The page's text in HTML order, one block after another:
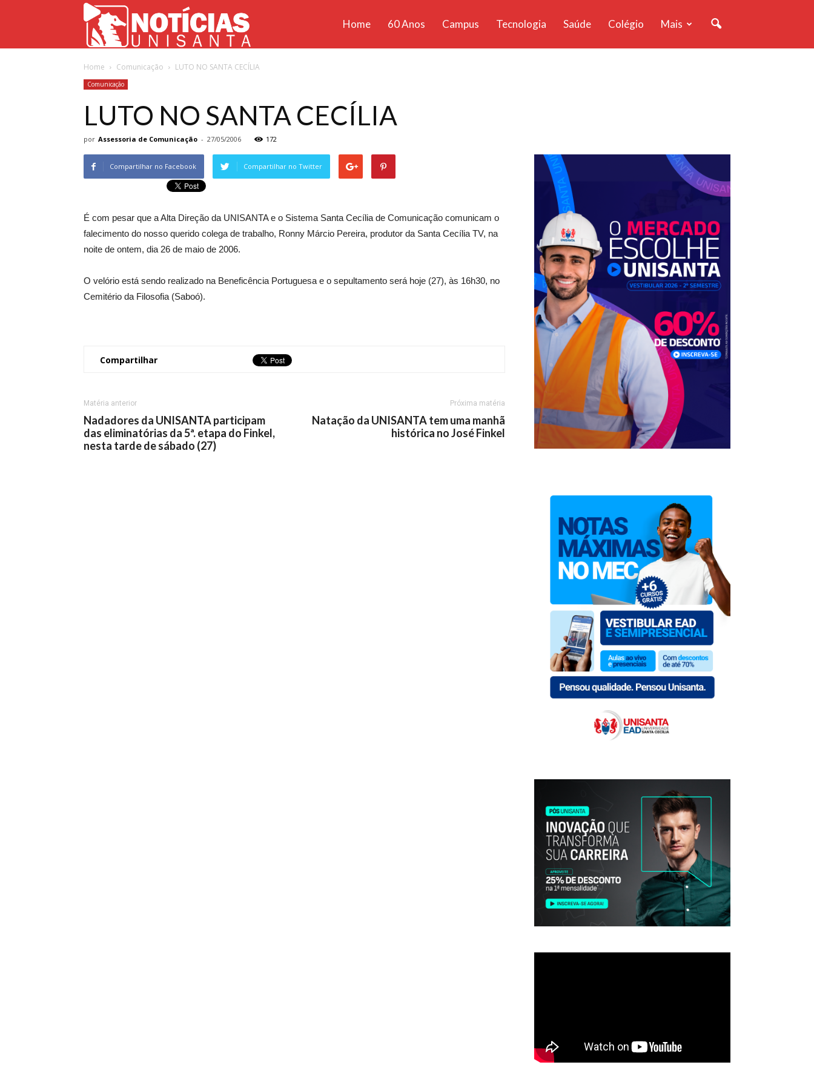
Unisanta
Home 60 Anos Campus Tecnologia Saúde Colégio Mais
Home Comunicação LUTO NO SANTA CECÍLIA
Comunicação
LUTO NO SANTA CECÍLIA
por Assessoria de Comunicação - 27/05/2006 172
Compartilhar no Facebook Compartilhar no Twitter
É com pesar que a Alta Direção da UNISANTA e o Sistema Santa Cecília de Comunicação comunicam o
falecimento do nosso querido colega de trabalho, Ronny Márcio Pereira, produtor da Santa Cecília TV, na
noite de ontem, dia 26 de maio de 2006.
O velório está sendo realizado na Beneficência Portuguesa e o sepultamento será hoje (27), às 16h30, no
Cemitério da Filosofia (Saboó).
Compartilhar
Matéria anterior
Nadadores da UNISANTA participam
das eliminatórias da 5ª. etapa do Finkel,
nesta tarde de sábado (27)
Próxima matéria
Natação da UNISANTA tem uma manhã
histórica no José Finkel